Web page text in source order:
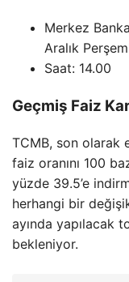
Merkez
Aralık
Saat: 14.00
Geçmiş Faiz
TCMB, son olarak
faiz oranını 100
yüzde 39.5’e
herhangi bir
ayında yapılacak
bekleniyor.